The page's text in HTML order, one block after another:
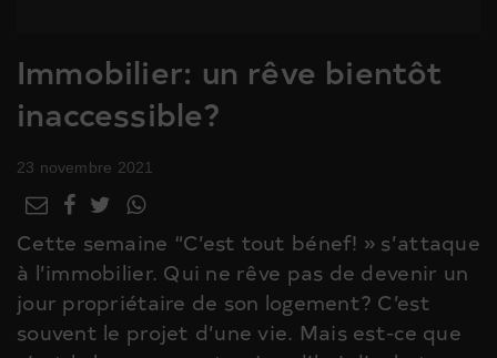
Immobilier: un rêve bientôt
inaccessible?
23 novembre 2021
Cette semaine “C’est tout bénef! » s’attaque
à l’immobilier. Qui ne rêve pas de devenir un
jour propriétaire de son logement? C’est
souvent le projet d’une vie. Mais est-ce que